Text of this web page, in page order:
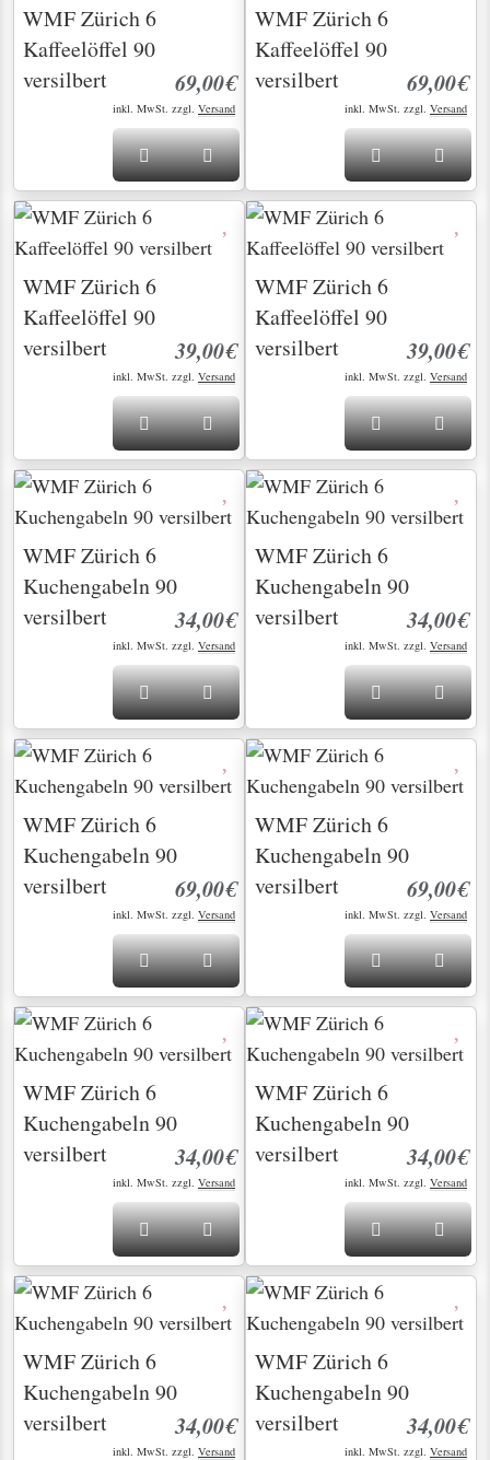
WMF Zürich 6
Kaffeelöffel 90
versilbert
69,00€
inkl. MwSt. zzgl. Versand
WMF Zürich 6
Kaffeelöffel 90
versilbert
69,00€
inkl. MwSt. zzgl. Versand
WMF Zürich 6
Kaffeelöffel 90
versilbert
39,00€
inkl. MwSt. zzgl. Versand
WMF Zürich 6
Kaffeelöffel 90
versilbert
39,00€
inkl. MwSt. zzgl. Versand
WMF Zürich 6
Kuchengabeln 90
versilbert
34,00€
inkl. MwSt. zzgl. Versand
WMF Zürich 6
Kuchengabeln 90
versilbert
34,00€
inkl. MwSt. zzgl. Versand
WMF Zürich 6
Kuchengabeln 90
versilbert
69,00€
inkl. MwSt. zzgl. Versand
WMF Zürich 6
Kuchengabeln 90
versilbert
69,00€
inkl. MwSt. zzgl. Versand
WMF Zürich 6
Kuchengabeln 90
versilbert
34,00€
inkl. MwSt. zzgl. Versand
WMF Zürich 6
Kuchengabeln 90
versilbert
34,00€
inkl. MwSt. zzgl. Versand
WMF Zürich 6
Kuchengabeln 90
versilbert
34,00€
inkl. MwSt. zzgl. Versand
WMF Zürich 6
Kuchengabeln 90
versilbert
34,00€
inkl. MwSt. zzgl. Versand